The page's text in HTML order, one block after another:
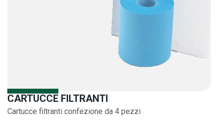
CARTUCCE FILTRANTI
Cartucce filtranti confezione da 4 pezzi